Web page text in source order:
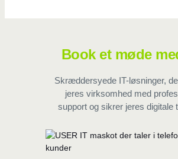
Book et møde
Skræddersyede IT-løsninger,
jeres virksomhed med
support og sikrer jeres digitale